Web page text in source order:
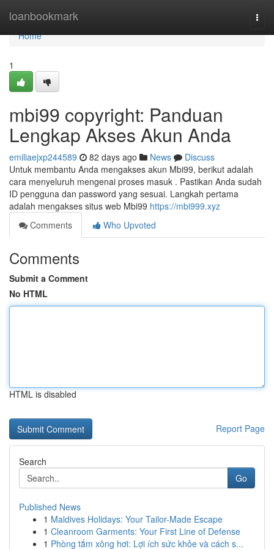
loanbookmark
Home
Home
1
mbi99 copyright: Panduan
Lengkap Akses Akun Anda
emiliaejxp244589 82 days ago News
Discuss
Untuk membantu Anda mengakses akun Mbi99, berikut adalah
cara menyeluruh mengenai proses masuk . Pastikan Anda sudah
ID pengguna dan password yang sesuai. Langkah pertama
adalah mengakses situs web Mbi99 https://mbi999.xyz
Comments
Who Upvoted
Comments
Submit a Comment
No HTML
HTML is disabled
Report Page
Search
Go
Published News
1 Maldives Holidays: Your Tailor-Made Escape
1 Cleanroom Garments: Your First Line of Defense
1 Phòng tắm xông hơi: Lợi ích sức khỏe và cách s...